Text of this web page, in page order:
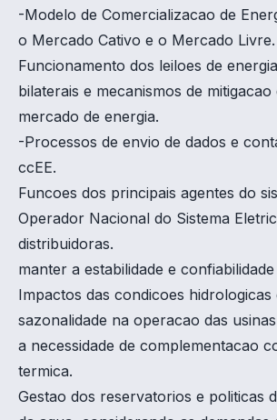
-Modelo de Comercializacao de
o Mercado Cativo e o Mercado Livre.
Funcionamento dos leiloes de
bilaterais e mecanismos de
mercado de energia.
-Processos de envio de dados e
ccEE.
Funcoes dos principais agentes do
Operador Nacional do Sistema
distribuidoras.
manter a estabilidade e
Impactos das condicoes hidrologicas
sazonalidade na operacao das
a necessidade de complementacao
termica.
Gestao dos reservatorios e politicas